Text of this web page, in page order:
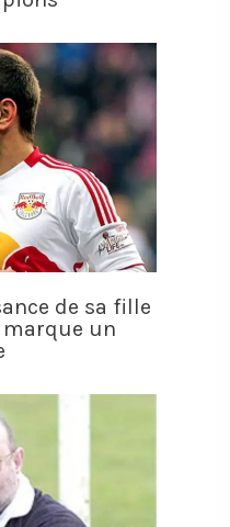
de sa fille
marque un